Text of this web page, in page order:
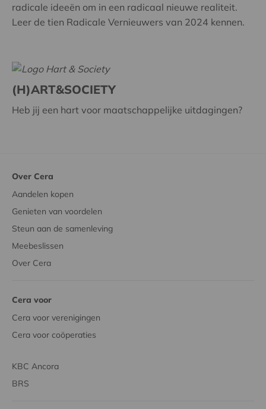
radicale ideeën om in een radicaal nieuwe realiteit.
Leer de tien Radicale Vernieuwers van 2024 kennen.
(H)ART&SOCIETY
Heb jij een hart voor maatschappelijke uitdagingen?
Over Cera
Aandelen kopen
Genieten van voordelen
Steun aan de samenleving
Meebeslissen
Over Cera
Cera voor
Cera voor verenigingen
Cera voor coöperaties
KBC Ancora
BRS